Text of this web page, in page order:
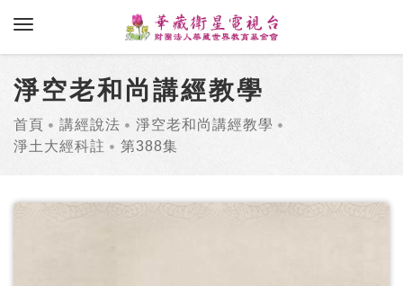
toggle navigation
淨空老和尚講經教學
首頁 講經說法
淨空老和尚講經教學
淨土大經科註
第388集